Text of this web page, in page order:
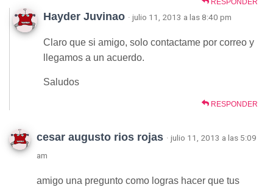
RESPONDER
Hayder Juvinao · julio 11, 2013 a las 8:40 pm
Claro que si amigo, solo contactame por correo y
llegamos a un acuerdo.
Saludos
RESPONDER
cesar augusto rios rojas · julio 11, 2013 a las 5:09
am
amigo una pregunto como logras hacer que tus